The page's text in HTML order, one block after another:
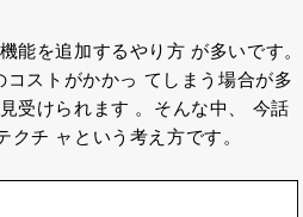
能を追加するやり方 が多いです。
ストがかかっ てしまう場合が多
受けられます 。そんな中、 今話
クチ ャという考え方です。